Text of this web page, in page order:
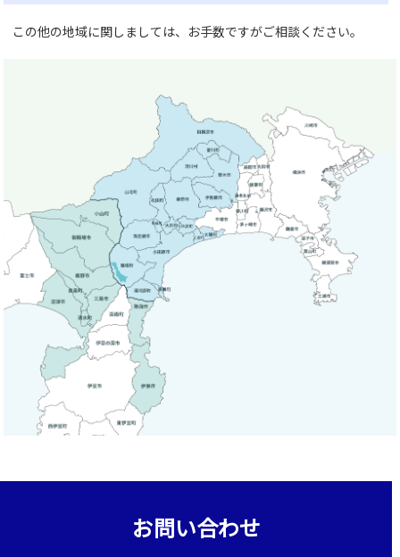
この他の地域に関しましては、お手数ですがご相談ください。
お問い合わせ